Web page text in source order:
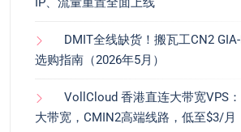
DMIT全线缺货！搬瓦工CN2
选购指南（2026年5月）
VollCloud 香港直连大带宽VPS
大带宽，CMIN2高端线路，低至$3/月